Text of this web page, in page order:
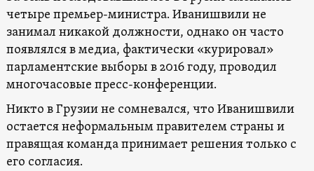
четыре премьер-министра. Иванишвили не
занимал никакой должности, однако он часто
появлялся в медиа, фактически «курировал»
парламентские выборы в 2016 году, проводил
многочасовые пресс-конференции.
Никто в Грузии не сомневался, что Иванишвили
остается неформальным правителем страны и
правящая команда принимает решения только с
его согласия.